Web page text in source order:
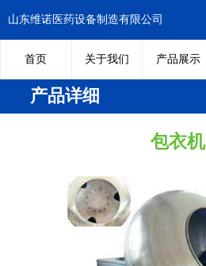
山东维诺医药设备制造有限公司
首页 关于我们 产品展示
产品详细
包衣机